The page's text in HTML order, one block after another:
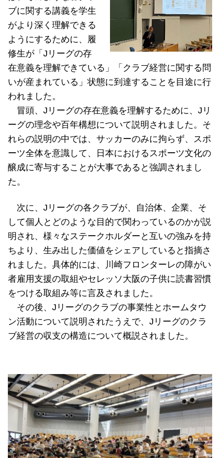
ブに関する講義を学生
がより深く理解できる
ようにするために、履
修生が「 J リーグの存
在意義を理解できている」「クラブ経営に関する問
いが産まれている」状態に到達することを目途に行
われました。
冒頭、 J リーグの存在意義を理解するために、 J リ
ーグの理念や百年構想について説明されました。そ
れらの説明の中では、サッカーのみに拘らず、スポ
ーツ全体を意識して、日本におけるスポーツ文化の
醸成に寄与することが大事であると強調されまし
た。
次に、 J リーグの各クラブが、自治体、企業、そ
して個人とどのような目的で関わっているのかが説
明され、様々なステークホルダーと互いの強みを持
ちより、生み出した価値をシェアしていると指摘さ
れました。具体的には、川崎フロンターレの障がい
者雇用支援の取組やセレッソ大阪の子供に読書習慣
をつける取組み等に言及されました。
その後、 J リーグのクラブの事業性とホームタウ
ン活動について説明されたうえで、 J リーグのクラ
ブ経営の収支の構造について概説されました。